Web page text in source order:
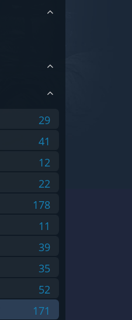
29
41
12
22
178
11
39
35
52
171